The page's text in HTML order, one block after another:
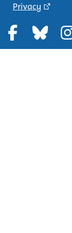
Privacy